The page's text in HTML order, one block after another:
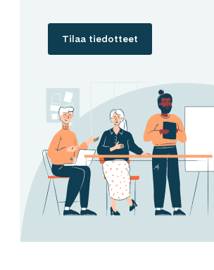
Tilaa tiedotteet